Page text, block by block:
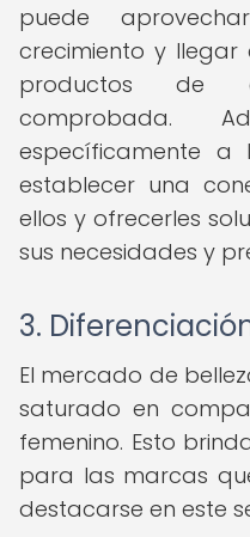
puede
crecimiento y
productos de
comprobada.
específicamente a
establecer una
ellos y ofrecerles
sus necesidades y
3.
El mercado de
saturado en
femenino. Esto
para las marcas
destacarse en este